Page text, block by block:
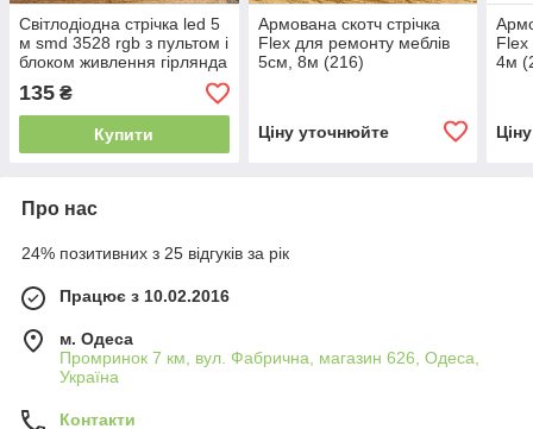
Світлодіодна стрічка led 5
м smd 3528 rgb з пультом і
блоком живлення гірлянда
на клейкій основі
135 ₴
Купити
Армована скотч стрічка
Flex для ремонту меблів
5см, 8м (216)
Ціну уточнюйте
Flex
4м
Про нас
24% позитивних з 25 відгуків за рік
Працює з 10.02.2016
м. Одеса
Промринок 7 км, вул. Фабрична, магазин 626, Одеса,
Україна
Контакти